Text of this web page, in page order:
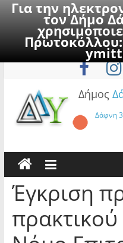
Για την
τον Δήμο
to
Σάββατο,
Δήμος
Δάφνη
Έγκριση